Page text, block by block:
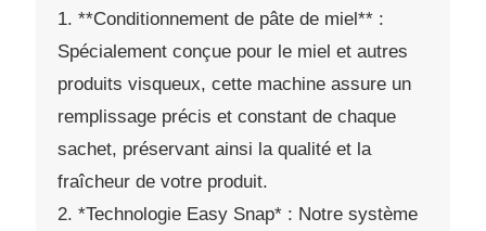
1. **Conditionnement de pâte de miel** :
Spécialement conçue pour le miel et autres
produits visqueux, cette machine assure un
remplissage précis et constant de chaque
sachet, préservant ainsi la qualité et la
fraîcheur de votre produit.
2. *Technologie Easy Snap* : Notre système